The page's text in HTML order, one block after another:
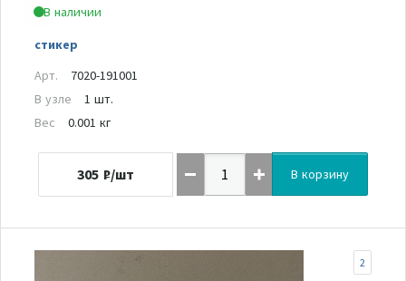
В наличии
стикер
Арт.
7020-191001
В узле
1 шт.
Вес
0.001 кг
305 ₽/шт В корзину
2